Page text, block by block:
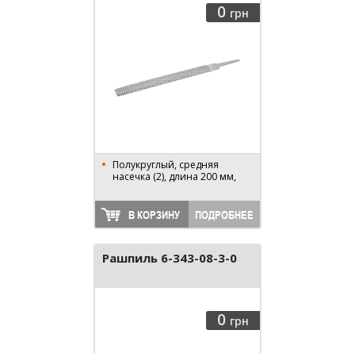
0 грн
Полукруглый, средняя
насечка (2), длина 200 мм,
В КОРЗИНУ ПОДРОБНЕЕ
Рашпиль 6-343-08-3-0
0 грн